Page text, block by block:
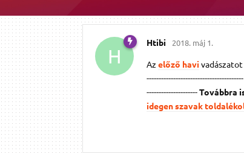
H
Htibi 2018. máj 1.
Az előző havi
----------------------------------------
---------------------Továbbra
idegen szavak